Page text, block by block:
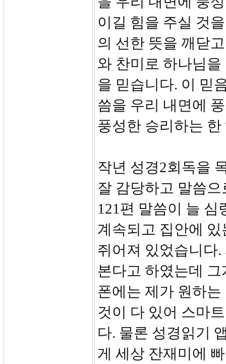
이길 힘을 주실 것
의 선한 뜻을 깨닫
와 찬미로 하나님
을 믿습니다. 이 믿
씀을 우리 내면에
풍성한 승리하는
작년 성경2회독을
잘 감당하고 말씀
121편 말씀이 늘
계속되고 집안에
쥐어져 있었습니다
본다고 하였는데
폰에는 제가 원하
것이 다 있어 스마
다. 물론 성경읽기
게 세상 잔재미에